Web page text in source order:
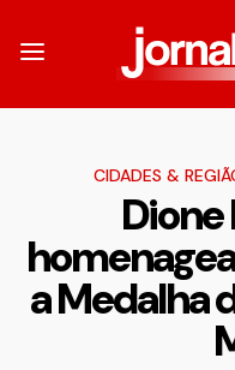
CIDADES &
Dione
a Medalha